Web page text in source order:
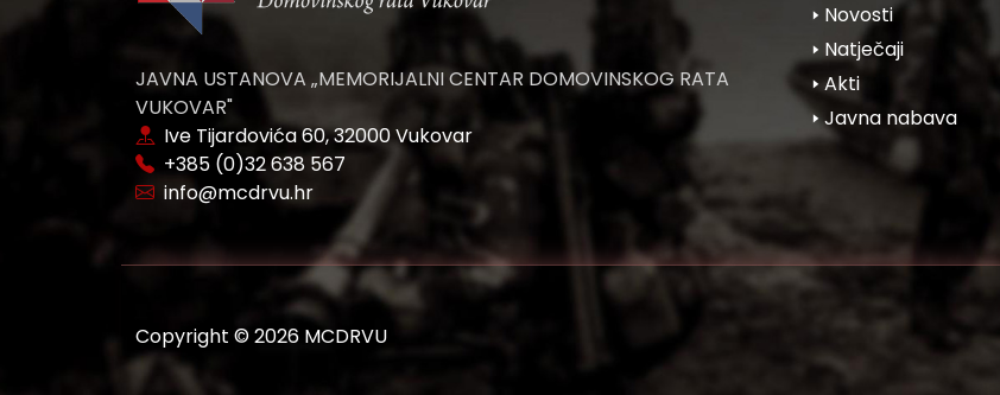
JAVNA USTANOVA „MEMORIJALNI CENTAR DOMOVINSKOG RATA
VUKOVAR"
Ive Tijardovića 60, 32000 Vukovar
+385 (0)32 638 567
info@mcdrvu.hr
🢒 Novosti
🢒 Natječaji
🢒 Akti
🢒 Javna nabava
Copyright © 2026 MCDRVU